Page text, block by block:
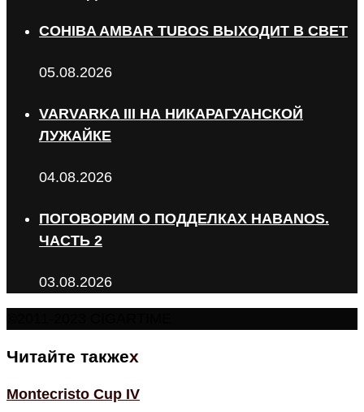
COHIBA AMBAR TUBOS ВЫХОДИТ В СВЕТ
05.08.2026
VARVARKA III НА НИКАРАГУАНСКОЙ
ЛУЖАЙКЕ
04.08.2026
ПОГОВОРИМ О ПОДДЕЛКАХ HABANOS.
ЧАСТЬ 2
03.08.2026
Читайте такжеx
Montecristo Cup IV